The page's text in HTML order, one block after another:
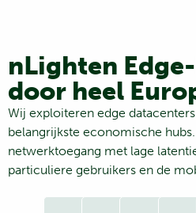
nLighten
door heel
Wij exploiteren edge
belangrijkste economische
netwerktoegang met lage
particuliere gebruikers en de